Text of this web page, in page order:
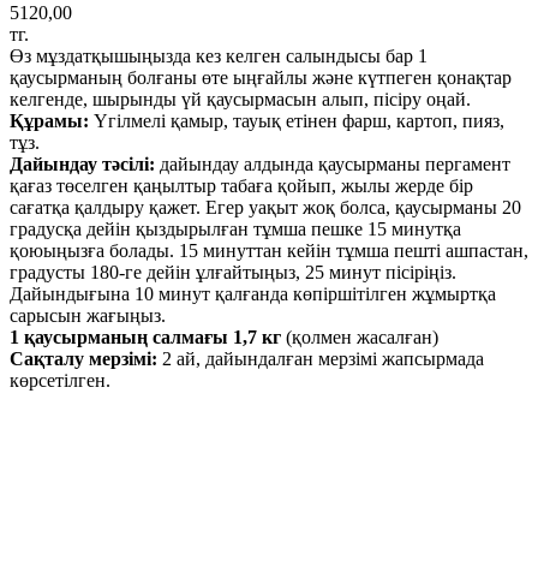
5120,00
тг.
Өз мұздатқышыңызда кез келген салындысы бар 1
қаусырманың болғаны өте ыңғайлы және күтпеген қонақтар
келгенде, шырынды үй қаусырмасын алып, пісіру оңай.
Құрамы: Үгілмелі қамыр, тауық етінен фарш, картоп, пияз,
тұз.
Дайындау тәсілі: дайындау алдында қаусырманы пергамент
қағаз төселген қаңылтыр табаға қойып, жылы жерде бір
сағатқа қалдыру қажет. Егер уақыт жоқ болса, қаусырманы 20
градусқа дейін қыздырылған тұмша пешке 15 минутқа
қоюыңызға болады. 15 минуттан кейін тұмша пешті ашпастан,
градусты 180-ге дейін ұлғайтыңыз, 25 минут пісіріңіз.
Дайындығына 10 минут қалғанда көпіршітілген жұмыртқа
сарысын жағыңыз.
1 қаусырманың салмағы 1,7 кг (қолмен жасалған)
Сақталу мерзімі: 2 ай, дайындалған мерзімі жапсырмада
көрсетілген.